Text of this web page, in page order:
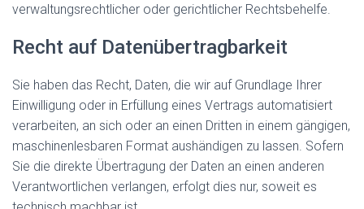
verwaltungsrechtlicher oder gerichtlicher Rechtsbehelfe.
Recht auf Daten­übertrag­barkeit
Sie haben das Recht, Daten, die wir auf Grundlage Ihrer
Einwilligung oder in Erfüllung eines Vertrags automatisiert
verarbeiten, an sich oder an einen Dritten in einem gängigen,
maschinenlesbaren Format aushändigen zu lassen. Sofern
Sie die direkte Übertragung der Daten an einen anderen
Verantwortlichen verlangen, erfolgt dies nur, soweit es